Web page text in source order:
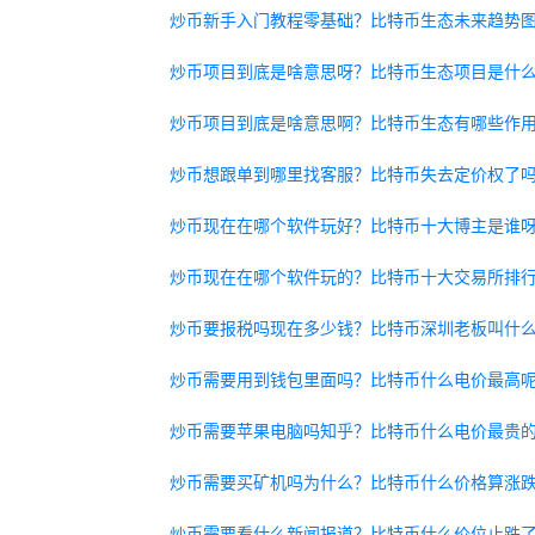
炒币新手入门教程零基础？比特币生态未来趋势图
炒币项目到底是啥意思呀？比特币生态项目是什么
炒币项目到底是啥意思啊？比特币生态有哪些作用
炒币想跟单到哪里找客服？比特币失去定价权了
炒币现在在哪个软件玩好？比特币十大博主是谁
炒币现在在哪个软件玩的？比特币十大交易所排
炒币要报税吗现在多少钱？比特币深圳老板叫什么
炒币需要用到钱包里面吗？比特币什么电价最高呢
炒币需要苹果电脑吗知乎？比特币什么电价最贵的
炒币需要买矿机吗为什么？比特币什么价格算涨